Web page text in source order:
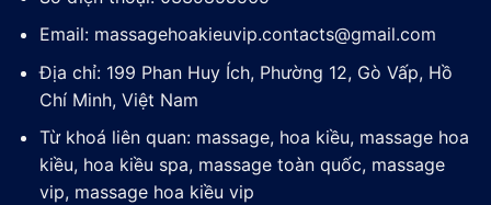
Email: massagehoakieuvip.contacts@gmail.com
Địa chỉ: 199 Phan Huy Ích, Phường 12, Gò Vấp, Hồ
Chí Minh, Việt Nam
Từ khoá liên quan: massage, hoa kiều, massage hoa
kiều, hoa kiều spa, massage toàn quốc, massage
vip, massage hoa kiều vip